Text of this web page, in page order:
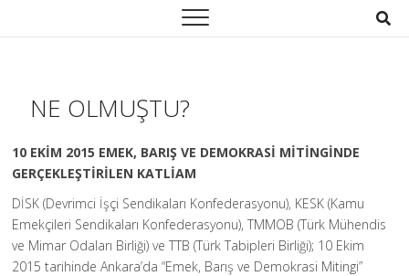
NE OLMUŞTU?
10 EKİM 2015 EMEK, BARIŞ VE DEMOKRASİ MİTİNGİNDE
GERÇEKLEŞTİRİLEN KATLİAM
DİSK (Devrimci İşçi Sendikaları Konfederasyonu), KESK (Kamu
Emekçileri Sendikaları Konfederasyonu), TMMOB (Türk Mühendis
ve Mimar Odaları Birliği) ve TTB (Türk Tabipleri Birliği); 10 Ekim
2015 tarihinde Ankara’da “Emek, Barış ve Demokrasi Mitingi”